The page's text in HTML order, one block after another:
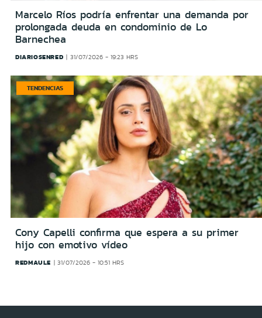
Marcelo Ríos podría enfrentar una demanda por
prolongada deuda en condominio de Lo
Barnechea
DIARIOSENRED 31/07/2026 - 19:23 HRS
TENDENCIAS
Cony Capelli confirma que espera a su primer
hijo con emotivo vídeo
REDMAULE 31/07/2026 - 10:51 HRS